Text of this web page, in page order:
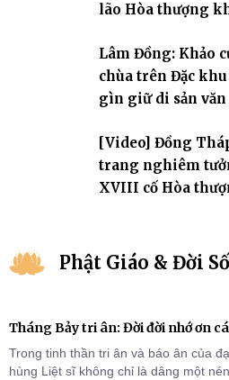
lão Hòa thượng
Lâm Đồng: Khảo
chùa trên Đặc
gìn giữ di sản
[Video] Đồng
trang nghiêm
XVIII cố Hòa
Phật Giáo & Đời
Tháng Bảy tri ân: Đời đời nhớ ơn
Trong tinh thần tri ân và báo ân của
hùng Liệt sĩ không chỉ là dâng một